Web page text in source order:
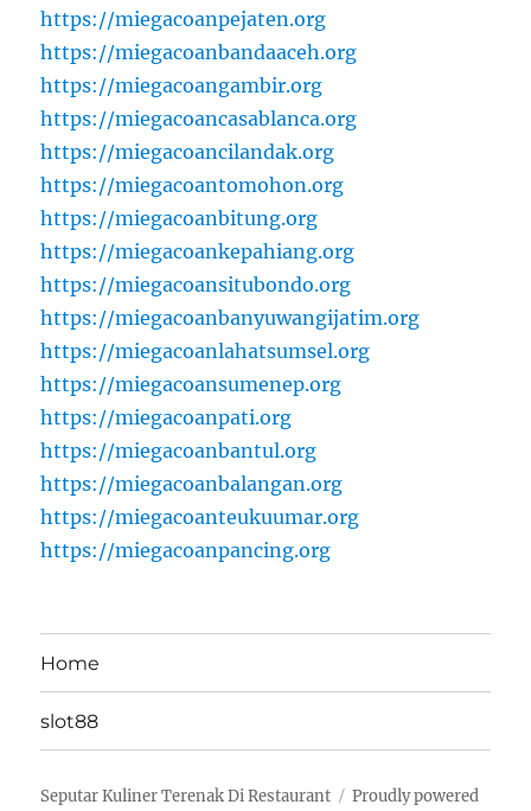
https://miegacoanpejaten.org
https://miegacoanbandaaceh.org
https://miegacoangambir.org
https://miegacoancasablanca.org
https://miegacoancilandak.org
https://miegacoantomohon.org
https://miegacoanbitung.org
https://miegacoankepahiang.org
https://miegacoansitubondo.org
https://miegacoanbanyuwangijatim.org
https://miegacoanlahatsumsel.org
https://miegacoansumenep.org
https://miegacoanpati.org
https://miegacoanbantul.org
https://miegacoanbalangan.org
https://miegacoanteukuumar.org
https://miegacoanpancing.org
Home
slot88
Seputar Kuliner Terenak Di Restaurant Proudly powered